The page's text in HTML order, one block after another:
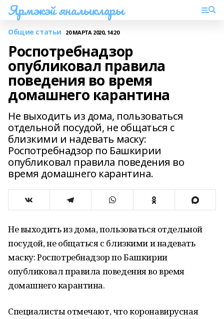
Ярмэкэй яналыклары
Общие статьи 20 МАРТА 2020, 14:20
Роспотребнадзор
опубликовал правила
поведения во время
домашнего карантина
Не выходить из дома, пользоваться
отдельной посудой, не общаться с
близкими и надевать маску:
Роспотребнадзор по Башкирии
опубликовал правила поведения во
время домашнего карантина.
Не выходить из дома, пользоваться отдельной
посудой, не общаться с близкими и надевать
маску: Роспотребнадзор по Башкирии
опубликовал правила поведения во время
домашнего карантина.
Специалисты отмечают, что коронавирусная